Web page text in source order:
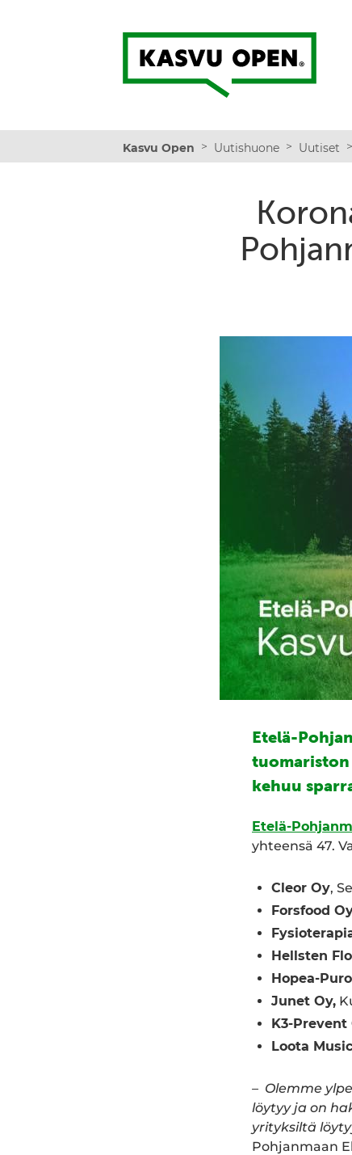
Kasvu Open
Kasvu Open > Uutishuone > Uutiset >
Etelä-
tuomariston
kehuu
Etelä-
yhteensä 47.
Cleor Oy,
Forsfood
Hellsten
Hopea-
Junet Oy,
K3-Prevent
Loota
– Olemme
löytyy ja on
yrityksiltä
Pohjanmaan